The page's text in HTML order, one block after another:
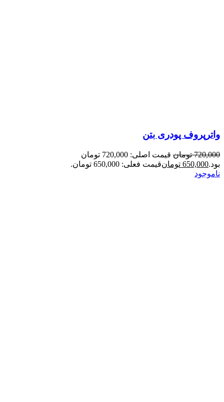
واترپروف پودری بتن
720,000 تومان
قیمت اصلی: 720,000 تومان
بود.650,000 تومانقیمت فعلی: 650,000 تومان.
ناموجود